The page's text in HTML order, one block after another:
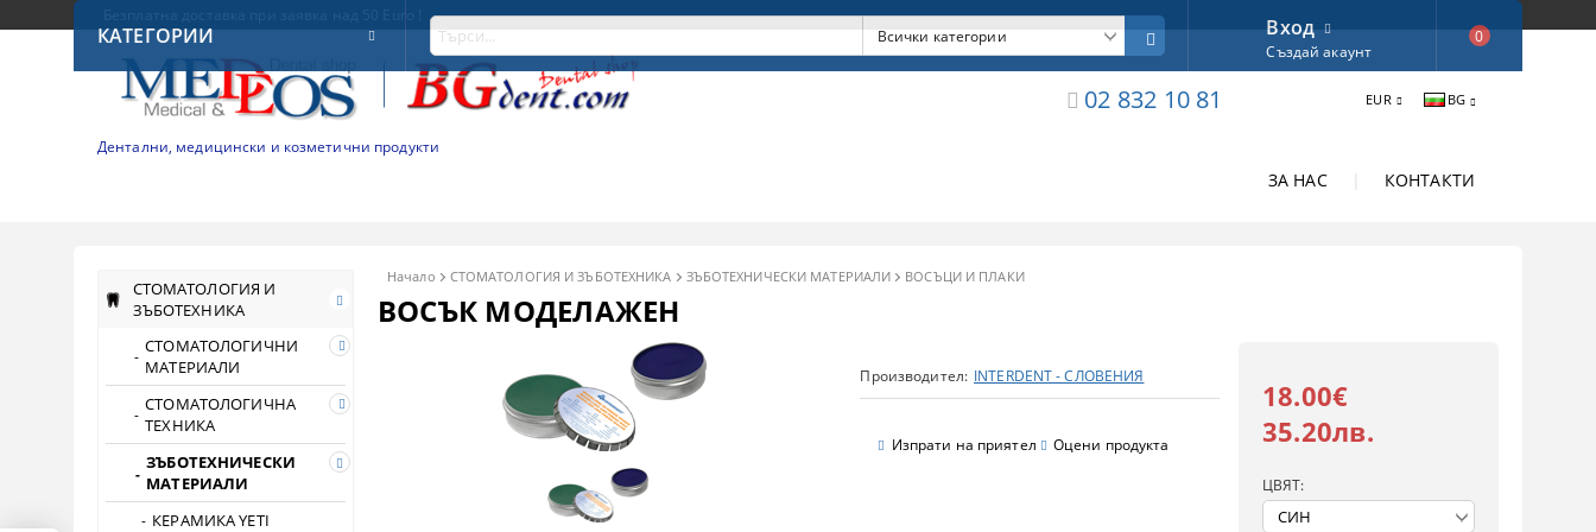
Дентални, медицински и козметични продукти
02 832 10 81 EUR BG
ЗА НАС КОНТАКТИ
КАТЕГОРИИ Вход
Създай акаунт
0
СТОМАТОЛОГИЯ И
ЗЪБОТЕХНИКА
СТОМАТОЛОГИЧНИ
МАТЕРИАЛИ
СТОМАТОЛОГИЧНА
ТЕХНИКА
ЗЪБОТЕХНИЧЕСКИ
МАТЕРИАЛИ
КЕРАМИКА YETI
Начало СТОМАТОЛОГИЯ И ЗЪБОТЕХНИКА ЗЪБОТЕХНИЧЕСКИ МАТЕРИАЛИ ВОСЪЦИ И ПЛАКИ
ВОСЪК МОДЕЛАЖЕН
Производител: INTERDENT - СЛОВЕНИЯ
Изпрати на приятел Оцени продукта
18.00€
35.20лв.
ЦВЯТ: